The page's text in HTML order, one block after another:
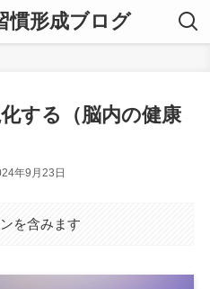
慣形成ブログ
する（脳内の健康
年9月23日
を含みます